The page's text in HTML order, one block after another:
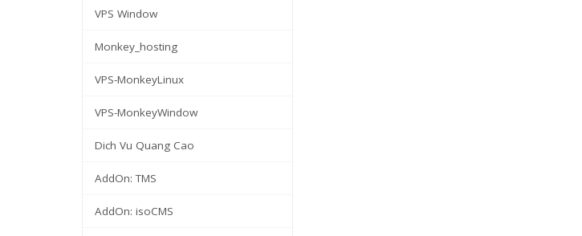
VPS Window
Monkey_hosting
VPS-MonkeyLinux
VPS-MonkeyWindow
Dich Vu Quang Cao
AddOn: TMS
AddOn: isoCMS